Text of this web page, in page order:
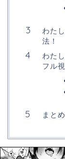
わた
法！
わた
フル
まとめ